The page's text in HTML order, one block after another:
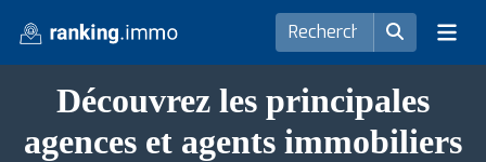
Découvrez les principales
agences et agents immobiliers